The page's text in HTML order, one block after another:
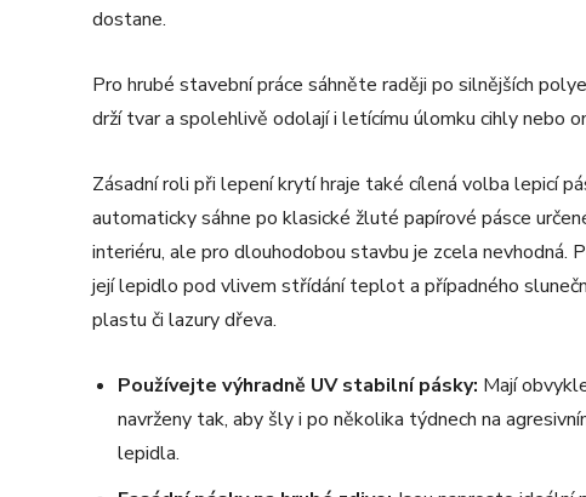
dostane.
Pro hrubé stavební práce sáhněte raději po silnějších
drží tvar a spolehlivě odolají i letícímu úlomku cihly nebo
Zásadní roli při lepení krytí hraje také cílená volba lepicí
automaticky sáhne po klasické žluté papírové pásce
interiéru, ale pro dlouhodobou stavbu je zcela nevhodná.
její lepidlo pod vlivem střídání teplot a případného
plastu či lazury dřeva.
Používejte výhradně UV stabilní pásky: Mají
navrženy tak, aby šly i po několika týdnech na
lepidla.